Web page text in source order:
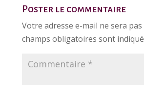
Poster le commentaire
Votre adresse e-mail ne sera
champs obligatoires sont